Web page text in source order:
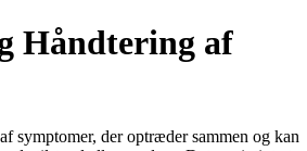
Håndtering af
symptomer, der optræder sammen og kan